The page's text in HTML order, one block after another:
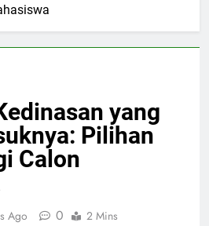
yang
Pilihan
Calon
Ago 0 2 Mins